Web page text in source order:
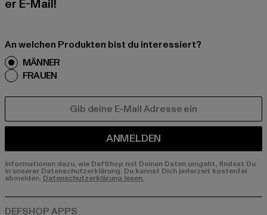
er E-Mail!
An welchen Produkten bist du interessiert?
MÄNNER
FRAUEN
ANMELDEN
Informationen dazu, wie DefShop mit Deinen Daten umgeht, findest Du
in unserer Datenschutzerklärung. Du kannst Dich jederzeit kostenfei
abmelden. Datenschutzerklärung lesen.